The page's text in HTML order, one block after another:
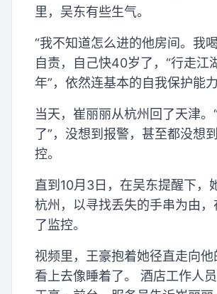
里，吴东有些生气。
“我不知道怎么进的他房间。我
自责，自己快40岁了，“行走江
年”，依然连基本的自我保护能力
当天，崔丽丽从杭州回了天津。
了”，没想到报警，甚至都没想
控。
直到10月3日，在吴东提醒下，
杭州，以寻找丢失的手串为由，
了监控。
视频里，王豪抱着她径直走向
看上去像睡着了。 酒店工作人